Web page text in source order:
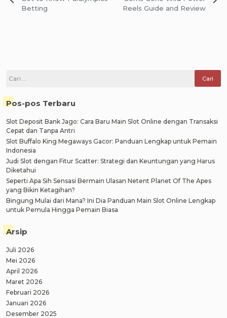
posBetting
Reels Guide and Review
Cari
Pos-pos Terbaru
Slot Deposit Bank Jago: Cara Baru Main Slot Online dengan Transaksi
Cepat dan Tanpa Antri
Slot Buffalo King Megaways Gacor: Panduan Lengkap untuk Pemain
Indonesia
Judi Slot dengan Fitur Scatter: Strategi dan Keuntungan yang Harus
Diketahui
Seperti Apa Sih Sensasi Bermain Ulasan Netent Planet Of The Apes
yang Bikin Ketagihan?
Bingung Mulai dari Mana? Ini Dia Panduan Main Slot Online Lengkap
untuk Pemula Hingga Pemain Biasa
Arsip
Juli 2026
Mei 2026
April 2026
Maret 2026
Februari 2026
Januari 2026
Desember 2025